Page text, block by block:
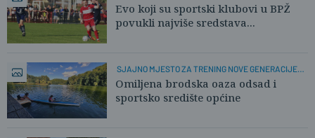
Evo koji su sportski klubovi u BPŽ
povukli najviše sredstava...
SJAJNO MJESTO ZA TRENING NOVE GENERACIJE
KAJAKAŠA
Omiljena brodska oaza odsad i
sportsko središte općine